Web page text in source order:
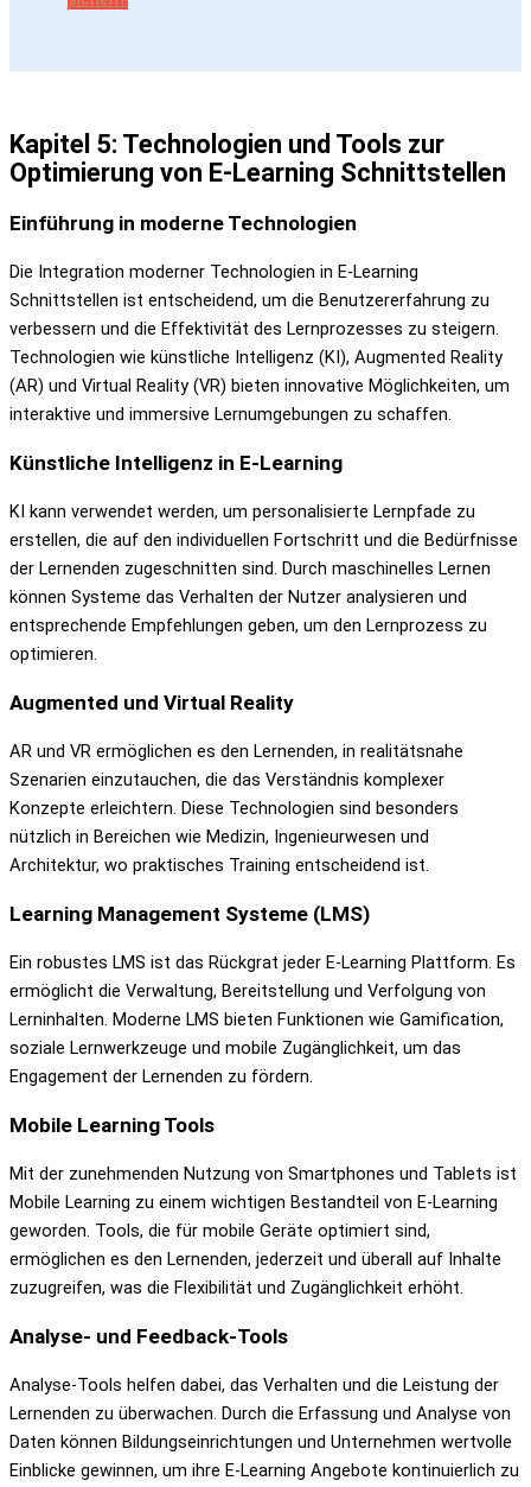
Kapitel 5: Technologien und Tools zur
Optimierung von E-Learning Schnittstellen
Einführung in moderne Technologien
Die Integration moderner Technologien in E-Learning
Schnittstellen ist entscheidend, um die Benutzererfahrung zu
verbessern und die Effektivität des Lernprozesses zu steigern.
Technologien wie künstliche Intelligenz (KI), Augmented Reality
(AR) und Virtual Reality (VR) bieten innovative Möglichkeiten, um
interaktive und immersive Lernumgebungen zu schaffen.
Künstliche Intelligenz in E-Learning
KI kann verwendet werden, um personalisierte Lernpfade zu
erstellen, die auf den individuellen Fortschritt und die Bedürfnisse
der Lernenden zugeschnitten sind. Durch maschinelles Lernen
können Systeme das Verhalten der Nutzer analysieren und
entsprechende Empfehlungen geben, um den Lernprozess zu
optimieren.
Augmented und Virtual Reality
AR und VR ermöglichen es den Lernenden, in realitätsnahe
Szenarien einzutauchen, die das Verständnis komplexer
Konzepte erleichtern. Diese Technologien sind besonders
nützlich in Bereichen wie Medizin, Ingenieurwesen und
Architektur, wo praktisches Training entscheidend ist.
Learning Management Systeme (LMS)
Ein robustes LMS ist das Rückgrat jeder E-Learning Plattform. Es
ermöglicht die Verwaltung, Bereitstellung und Verfolgung von
Lerninhalten. Moderne LMS bieten Funktionen wie Gamification,
soziale Lernwerkzeuge und mobile Zugänglichkeit, um das
Engagement der Lernenden zu fördern.
Mobile Learning Tools
Mit der zunehmenden Nutzung von Smartphones und Tablets ist
Mobile Learning zu einem wichtigen Bestandteil von E-Learning
geworden. Tools, die für mobile Geräte optimiert sind,
ermöglichen es den Lernenden, jederzeit und überall auf Inhalte
zuzugreifen, was die Flexibilität und Zugänglichkeit erhöht.
Analyse- und Feedback-Tools
Analyse-Tools helfen dabei, das Verhalten und die Leistung der
Lernenden zu überwachen. Durch die Erfassung und Analyse von
Daten können Bildungseinrichtungen und Unternehmen wertvolle
Einblicke gewinnen, um ihre E-Learning Angebote kontinuierlich zu